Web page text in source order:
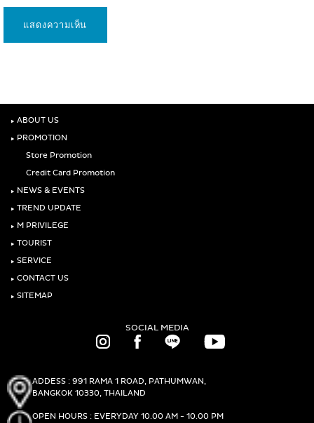
‣ ABOUT US
‣ PROMOTION
Store Promotion
Credit Card Promotion
‣ NEWS & EVENTS
‣ TREND UPDATE
‣ M PRIVILEGE
‣ TOURIST
‣ SERVICE
‣ CONTACT US
‣ SITEMAP
SOCIAL MEDIA
ADDESS : 991 RAMA 1 ROAD, PATHUMWAN,
BANGKOK 10330, THAILAND
OPEN HOURS : EVERYDAY 10.00 AM - 10.00 PM